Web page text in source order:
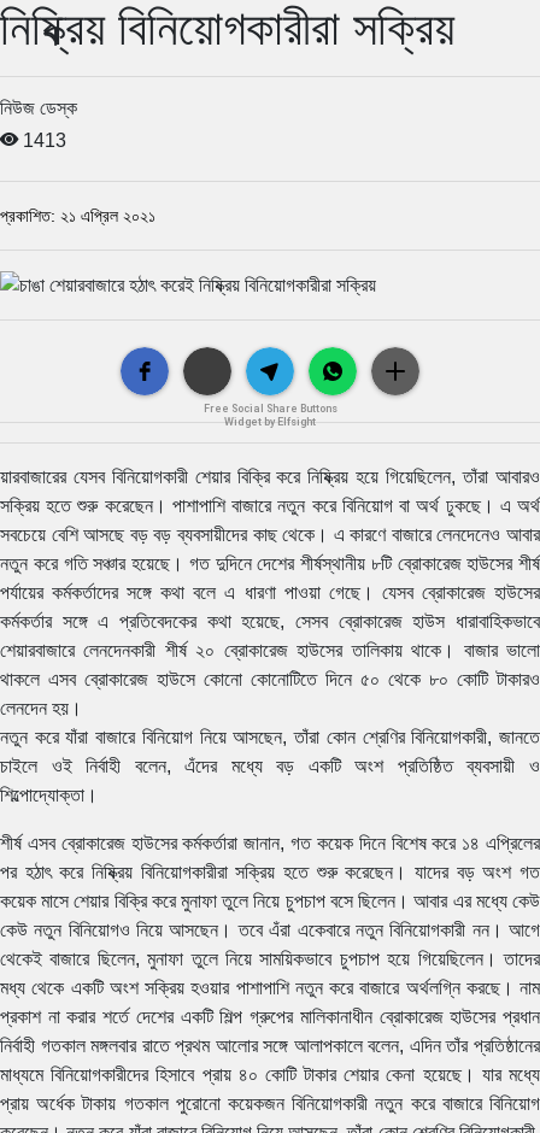
নিষ্ক্রিয় বিনিয়োগকারীরা সক্রিয়
নিউজ ডেস্ক
1413
প্রকাশিত: ২১ এপ্রিল ২০২১
Free Social Share Buttons
Widget by Elfsight
য়ারবাজারের যেসব বিনিয়োগকারী শেয়ার বিক্রি করে নিষ্ক্রিয় হয়ে গিয়েছিলেন, তাঁরা আবারও
সক্রিয় হতে শুরু করেছেন। পাশাপাশি বাজারে নতুন করে বিনিয়োগ বা অর্থ ঢুকছে। এ অর্থ
সবচেয়ে বেশি আসছে বড় বড় ব্যবসায়ীদের কাছ থেকে। এ কারণে বাজারে লেনদেনেও আবার
নতুন করে গতি সঞ্চার হয়েছে। গত দুদিনে দেশের শীর্ষস্থানীয় ৮টি ব্রোকারেজ হাউসের শীর্ষ
পর্যায়ের কর্মকর্তাদের সঙ্গে কথা বলে এ ধারণা পাওয়া গেছে। যেসব ব্রোকারেজ হাউসের
কর্মকর্তার সঙ্গে এ প্রতিবেদকের কথা হয়েছে, সেসব ব্রোকারেজ হাউস ধারাবাহিকভাবে
শেয়ারবাজারে লেনদেনকারী শীর্ষ ২০ ব্রোকারেজ হাউসের তালিকায় থাকে। বাজার ভালো
থাকলে এসব ব্রোকারেজ হাউসে কোনো কোনোটিতে দিনে ৫০ থেকে ৮০ কোটি টাকারও
লেনদেন হয়।
নতুন করে যাঁরা বাজারে বিনিয়োগ নিয়ে আসছেন, তাঁরা কোন শ্রেণির বিনিয়োগকারী, জানতে
চাইলে ওই নির্বাহী বলেন, এঁদের মধ্যে বড় একটি অংশ প্রতিষ্ঠিত ব্যবসায়ী ও
শিল্পোদ্যোক্তা।
শীর্ষ এসব ব্রোকারেজ হাউসের কর্মকর্তারা জানান, গত কয়েক দিনে বিশেষ করে ১৪ এপ্রিলের
পর হঠাৎ করে নিষ্ক্রিয় বিনিয়োগকারীরা সক্রিয় হতে শুরু করেছেন। যাদের বড় অংশ গত
কয়েক মাসে শেয়ার বিক্রি করে মুনাফা তুলে নিয়ে চুপচাপ বসে ছিলেন। আবার এর মধ্যে কেউ
কেউ নতুন বিনিয়োগও নিয়ে আসছেন। তবে এঁরা একেবারে নতুন বিনিয়োগকারী নন। আগে
থেকেই বাজারে ছিলেন, মুনাফা তুলে নিয়ে সাময়িকভাবে চুপচাপ হয়ে গিয়েছিলেন। তাদের
মধ্য থেকে একটি অংশ সক্রিয় হওয়ার পাশাপাশি নতুন করে বাজারে অর্থলগ্নি করছে। নাম
প্রকাশ না করার শর্তে দেশের একটি শিল্প গ্রুপের মালিকানাধীন ব্রোকারেজ হাউসের প্রধান
নির্বাহী গতকাল মঙ্গলবার রাতে প্রথম আলোর সঙ্গে আলাপকালে বলেন, এদিন তাঁর প্রতিষ্ঠানের
মাধ্যমে বিনিয়োগকারীদের হিসাবে প্রায় ৪০ কোটি টাকার শেয়ার কেনা হয়েছে। যার মধ্যে
প্রায় অর্ধেক টাকায় গতকাল পুরোনো কয়েকজন বিনিয়োগকারী নতুন করে বাজারে বিনিয়োগ